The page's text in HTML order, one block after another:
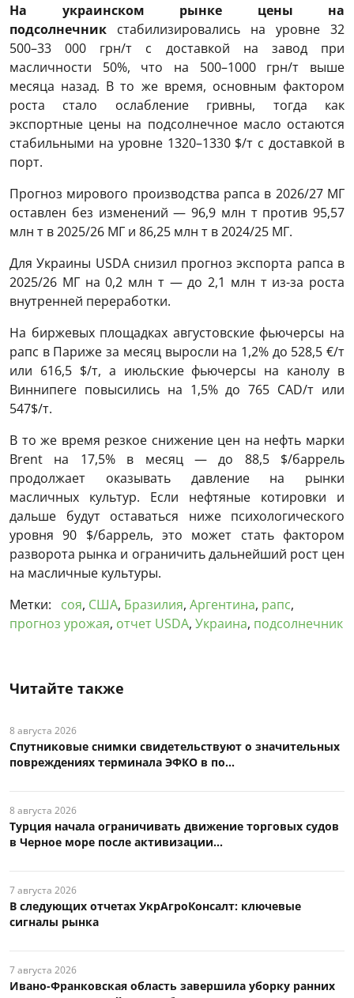
На украинском рынке цены на
подсолнечник стабилизировались на уровне 32
500–33 000 грн/т с доставкой на завод при
масличности 50%, что на 500–1000 грн/т выше
месяца назад. В то же время, основным фактором
роста стало ослабление гривны, тогда как
экспортные цены на подсолнечное масло остаются
стабильными на уровне 1320–1330 $/т с доставкой в
порт.
Прогноз мирового производства рапса в 2026/27 МГ
оставлен без изменений — 96,9 млн т против 95,57
млн т в 2025/26 МГ и 86,25 млн т в 2024/25 МГ.
Для Украины USDA снизил прогноз экспорта рапса в
2025/26 МГ на 0,2 млн т — до 2,1 млн т из-за роста
внутренней переработки.
На биржевых площадках августовские фьючерсы на
рапс в Париже за месяц выросли на 1,2% до 528,5 €/т
или 616,5 $/т, а июльские фьючерсы на канолу в
Виннипеге повысились на 1,5% до 765 CAD/т или
547$/т.
В то же время резкое снижение цен на нефть марки
Brent на 17,5% в месяц — до 88,5 $/баррель
продолжает оказывать давление на рынки
масличных культур. Если нефтяные котировки и
дальше будут оставаться ниже психологического
уровня 90 $/баррель, это может стать фактором
разворота рынка и ограничить дальнейший рост цен
на масличные культуры.
Метки:
соя, США, Бразилия, Аргентина, рапс,
прогноз урожая, отчет USDA, Украина, подсолнечник
Читайте также
8 августа 2026
Спутниковые снимки свидетельствуют о значительных
повреждениях терминала ЭФКО в по...
8 августа 2026
Турция начала ограничивать движение торговых судов
в Черное море после активизации...
7 августа 2026
В следующих отчетах УкрАгроКонсалт: ключевые
сигналы рынка
7 августа 2026
Ивано-Франковская область завершила уборку ранних